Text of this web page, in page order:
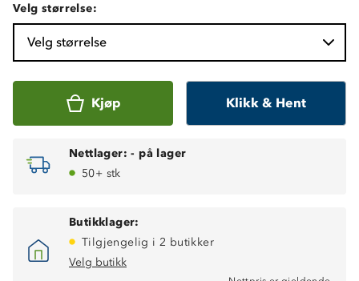
Velg størrelse:
Velg størrelse
Kjøp Klikk & Hent
Nettlager: - på lager
50+ stk
Butikklager:
Tilgjengelig i 2 butikker
Velg butikk